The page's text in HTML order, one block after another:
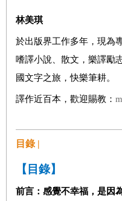
林美琪
於出版界工作多年，現為
嗜譯小說、散文，樂譯勵
國文字之旅，快樂筆耕。
譯作近百本，歡迎賜教：
目錄 |
【目錄】
前言：感覺不幸福，是因